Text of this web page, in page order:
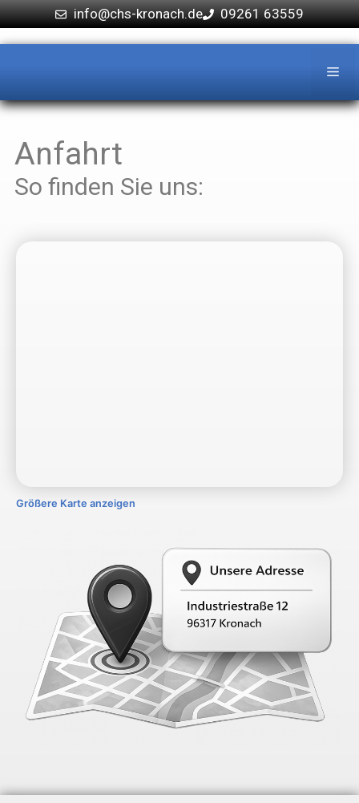
info@chs-kronach.de 09261 63559
Anfahrt
So finden Sie uns:
Größere Karte anzeigen